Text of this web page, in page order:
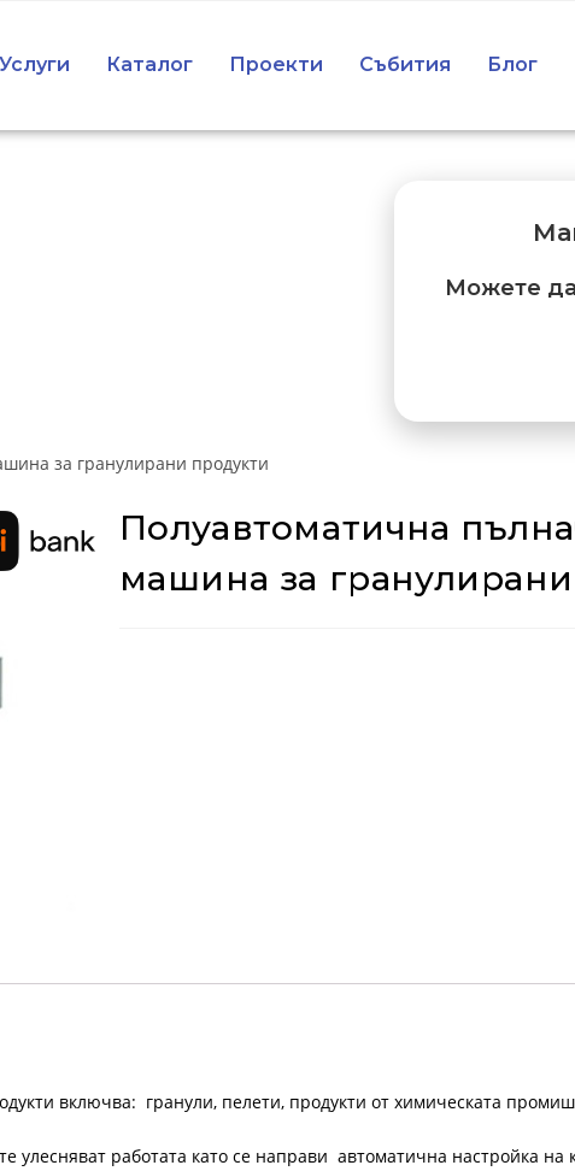
Услуги Каталог Проекти Събития Блог
за гранулирани продукти
Полуавтоматична
машина за
включва: гранули, пелети, продукти от химическата
работата като се направи автоматична настройка на
Можете